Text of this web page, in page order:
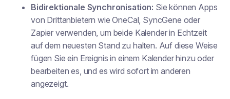
Bidirektionale Synchronisation: Sie können Apps
von Drittanbietern wie OneCal, SyncGene oder
Zapier verwenden, um beide Kalender in Echtzeit
auf dem neuesten Stand zu halten. Auf diese Weise
fügen Sie ein Ereignis in einem Kalender hinzu oder
bearbeiten es, und es wird sofort im anderen
angezeigt.